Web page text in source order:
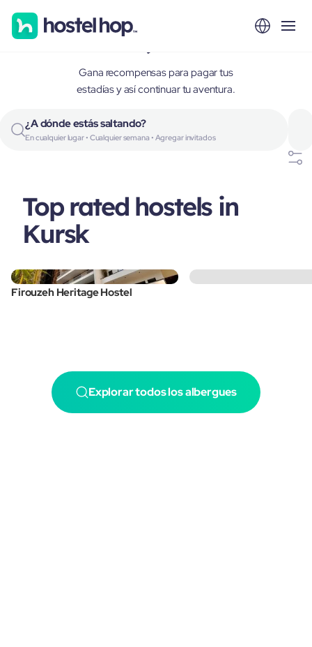
Kursk, Russia
Gana recompensas para pagar tus
estadías y así continuar tu aventura.
¿A dónde estás saltando?
En cualquier lugar • Cualquier semana • Agregar invitados
Top rated hostels in
Kursk
Firouzeh Heritage Hostel
Explorar todos los albergues